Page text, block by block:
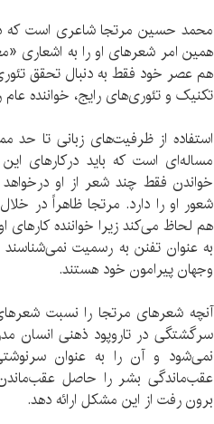
محمد حسین مرتجا شاعری است که
همین امر شعرهای او را به اشعاری
هم عصر خود فقط به دنبال تحقق
تکنیک و تئوری‌های رایج، خواننده
استفاده از ظرفیت‌های زبانی تا
مساله‌ای است که باید درکارهای
خواندن فقط چند شعر از او
شعور او را دارد. مرتجا ظاهراً در
هم لحاظ می‌کند زیرا خواننده
به عنوان تفنن به رسمیت
وجهان پیرامون خود هستند.
آنچه شعرهای مرتجا را نسبت
سرگشتگی در تاروپود ذهنی انسان
نمی‌شود و آن را به عنوان
عقب‌ماندگی بشر را حاصل
برون رفت از این مشکل ارائه دهد.